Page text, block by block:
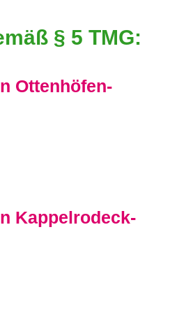
§ 5 TMG:
Ottenhöfen-
Kappelrodeck-